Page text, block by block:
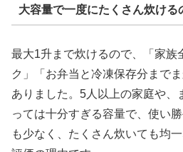
大容量で一度にたくさん炊ける
最大1升まで炊けるので、「家族
ク」「お弁当と冷凍保存分まで
ありました。5人以上の家庭や、
っては十分すぎる容量で、使い
も少なく、たくさん炊いても均